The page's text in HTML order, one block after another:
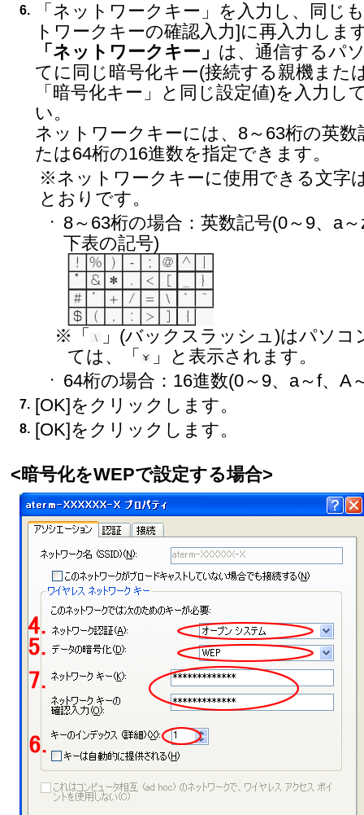
6.
「ネットワークキー」を入力し、同じ
トワークキーの確認入力]に再入力しま
「ネットワークキー」 は、通信するパ
てに同じ暗号化キー(接続する親機また
「暗号化キー」と同じ設定値)を入力し
い。
ネットワークキーには、8～63桁の英数
たは64桁の16進数を指定できます。
※ネットワークキーに使用できる文字
とおりです。
・
8～63桁の場合：英数記号(0～9、a
下表の記号)
※「
」(バックスラッシュ)はパソコ
ては、「
」と表示されます。
・ 64桁の場合：16進数(0～9、a～f、A
7. [OK]をクリックします。
8. [OK]をクリックします。
<暗号化をWEPで設定する場合>